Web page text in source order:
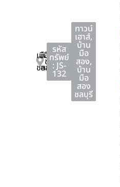
เมือง
ชลบุรี
เมือง
ชลบุรี
ชลบุรี
รหัส
ทรัพย์
: JS-
132
ทาวน์
เฮาส์,
บ้าน
มือ
สอง,
บ้าน
มือ
สอง
ชลบุรี